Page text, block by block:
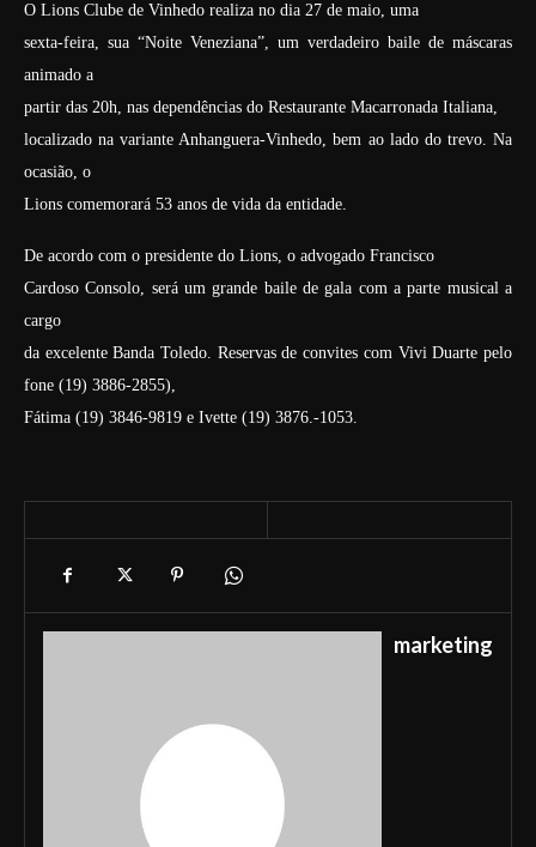
O Lions Clube de Vinhedo realiza no dia 27 de maio, uma
sexta-feira, sua “Noite Veneziana”, um verdadeiro baile de máscaras
animado a
partir das 20h, nas dependências do Restaurante Macarronada Italiana,
localizado na variante Anhanguera-Vinhedo, bem ao lado do trevo. Na
ocasião, o
Lions comemorará 53 anos de vida da entidade.
De acordo com o presidente do Lions, o advogado Francisco
Cardoso Consolo, será um grande baile de gala com a parte musical a
cargo
da excelente Banda Toledo. Reservas de convites com Vivi Duarte pelo
fone (19) 3886-2855),
Fátima (19) 3846-9819 e Ivette (19) 3876.-1053.
marketing